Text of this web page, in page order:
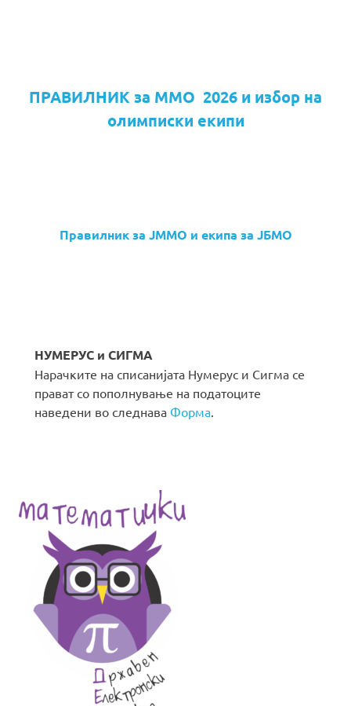
ПРАВИЛНИК за ММО 2026 и избор на
олимписки екипи
Правилник за ЈММО и екипа за ЈБМО
НУМЕРУС и СИГМА
Нарачките на списанијата Нумерус и Сигма се
прават со пополнување на податоците
наведени во следнава Форма